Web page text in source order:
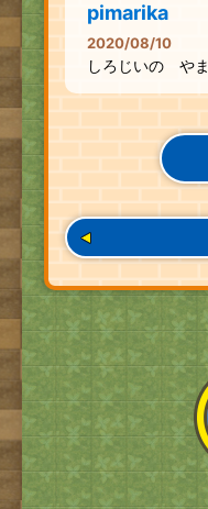
pimarika
2020/08/10
しろじいの やま